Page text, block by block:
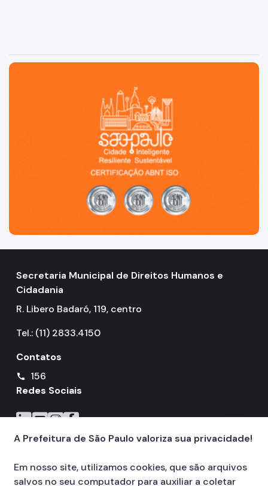
São Paulo, cidade inteligente, resiliente e sustentável
Secretaria Municipal de Direitos Humanos e
Cidadania
R. Libero Badaró, 119, centro
Tel.: (11) 2833.4150
Contatos
call
156
Redes Sociais
Icone do LinkedIn
Icone do YouTube
Icone do Instagram
Icone do Facebook
A Prefeitura de São Paulo valoriza sua privacidade!
Em nosso site, utilizamos cookies, que são arquivos
salvos no seu computador para auxiliar a coletar